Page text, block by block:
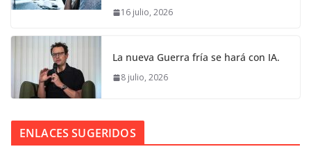
16 julio, 2026
La nueva Guerra fría se hará con IA.
8 julio, 2026
ENLACES SUGERIDOS